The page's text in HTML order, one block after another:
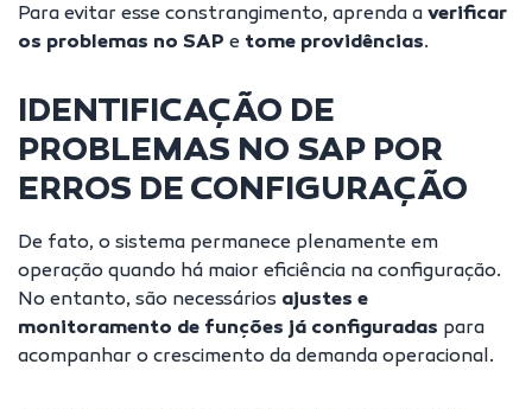
Para evitar esse constrangimento, aprenda a verificar
os problemas no SAP e tome providências.
IDENTIFICAÇÃO DE
PROBLEMAS NO SAP POR
ERROS DE CONFIGURAÇÃO
De fato, o sistema permanece plenamente em
operação quando há maior eficiência na configuração.
No entanto, são necessários ajustes e
monitoramento de funções já configuradas para
acompanhar o crescimento da demanda operacional.